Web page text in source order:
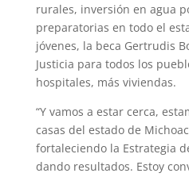
rurales, inversión en agua
preparatorias en todo el
jóvenes, la beca Gertrudis
Justicia para todos los
hospitales, más viviendas.
“Y vamos a estar cerca,
casas del estado de
fortaleciendo la Estrategia
dando resultados. Estoy